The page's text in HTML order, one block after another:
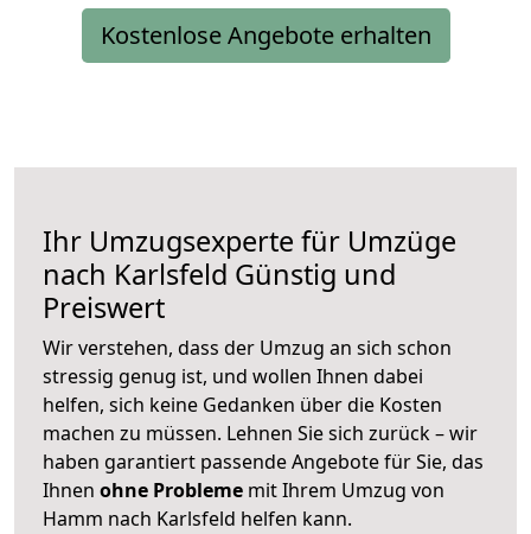
Kostenlose Angebote erhalten
Ihr Umzugsexperte für Umzüge
nach Karlsfeld Günstig und
Preiswert
Wir verstehen, dass der Umzug an sich schon
stressig genug ist, und wollen Ihnen dabei
helfen, sich keine Gedanken über die Kosten
machen zu müssen. Lehnen Sie sich zurück – wir
haben garantiert passende Angebote für Sie, das
Ihnen ohne Probleme mit Ihrem Umzug von
Hamm nach Karlsfeld helfen kann.